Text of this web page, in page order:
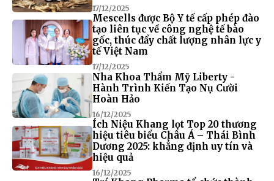
17/12/2025
Mescells được Bộ Y tế cấp phép đào
tạo liên tục về công nghệ tế bào
gốc, thúc đẩy chất lượng nhân lực y
tế Việt Nam
17/12/2025
Nha Khoa Thẩm Mỹ Liberty -
Hành Trình Kiến Tạo Nụ Cười
Hoàn Hảo
16/12/2025
Ích Niệu Khang lọt Top 20 thương
hiệu tiêu biểu Châu Á – Thái Bình
Dương 2025: khẳng định uy tín và
hiệu quả
16/12/2025